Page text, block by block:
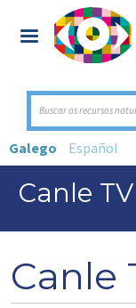
Buscar os recursos
Galego Español
Canle TV
Vostede
Canle